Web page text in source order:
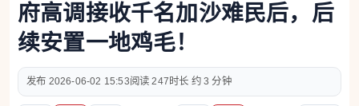
府高调接收千名加沙难民后，后
续安置一地鸡毛！
2026-06-02 15:53 247 约 3 分钟